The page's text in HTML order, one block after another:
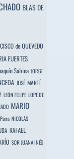
BLAS DE
de QUEVEDO
FUERTES
Sabina JORGE
JOSÉ MARTÍ
LEÓN FELIPE LOPE DE
MARIO
NICOLÁS
RAFAEL
SOR JUANA INÉS